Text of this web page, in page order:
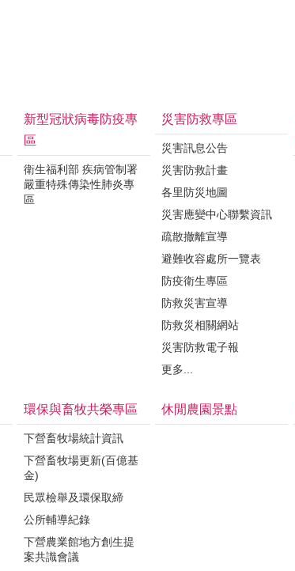
新型冠狀病毒防疫專
區
衛生福利部 疾病管制署
嚴重特殊傳染性肺炎專
區
災害防救專區
災害訊息公告
災害防救計畫
各里防災地圖
災害應變中心聯繫資訊
疏散撤離宣導
避難收容處所一覽表
防疫衛生專區
防救災害宣導
防救災相關網站
災害防救電子報
更多...
環保與畜牧共榮專區
下營畜牧場統計資訊
下營畜牧場更新(百億基
金)
民眾檢舉及環保取締
公所輔導紀錄
下營農業館地方創生提
案共識會議
休閒農園景點